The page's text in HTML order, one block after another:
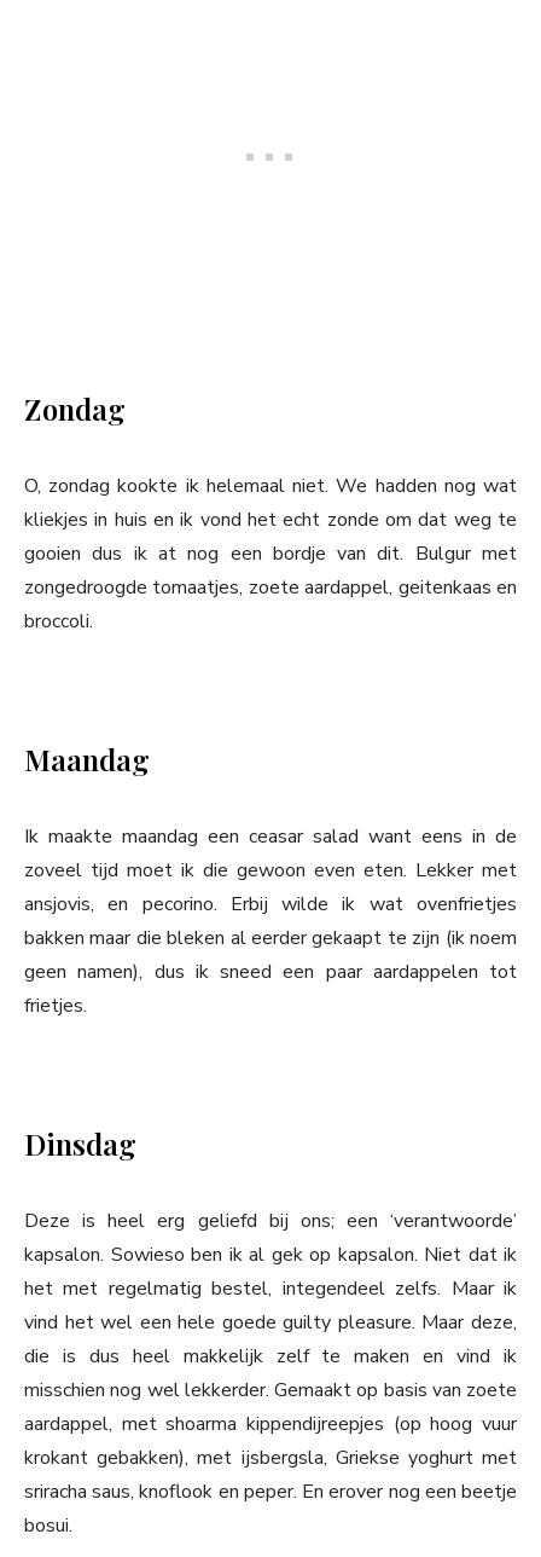
Zondag
O, zondag kookte ik helemaal niet. We hadden nog wat
kliekjes in huis en ik vond het echt zonde om dat weg te
gooien dus ik at nog een bordje van dit. Bulgur met
zongedroogde tomaatjes, zoete aardappel, geitenkaas en
broccoli.
Maandag
Ik maakte maandag een ceasar salad want eens in de
zoveel tijd moet ik die gewoon even eten. Lekker met
ansjovis, en pecorino. Erbij wilde ik wat ovenfrietjes
bakken maar die bleken al eerder gekaapt te zijn (ik noem
geen namen), dus ik sneed een paar aardappelen tot
frietjes.
Dinsdag
Deze is heel erg geliefd bij ons; een ‘verantwoorde’
kapsalon. Sowieso ben ik al gek op kapsalon. Niet dat ik
het met regelmatig bestel, integendeel zelfs. Maar ik
vind het wel een hele goede guilty pleasure. Maar deze,
die is dus heel makkelijk zelf te maken en vind ik
misschien nog wel lekkerder. Gemaakt op basis van zoete
aardappel, met shoarma kippendijreepjes (op hoog vuur
krokant gebakken), met ijsbergsla, Griekse yoghurt met
sriracha saus, knoflook en peper. En erover nog een beetje
bosui.